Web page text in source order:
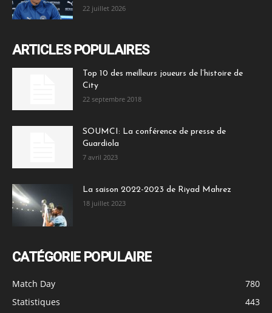
22 juillet 2026
ARTICLES POPULAIRES
Top 10 des meilleurs joueurs de l’histoire de
City
22 septembre 2018
SOUMCI: La conférence de presse de
Guardiola
7 avril 2023
La saison 2022-2023 de Riyad Mahrez
18 juillet 2023
CATÉGORIE POPULAIRE
Match Day
780
Statistiques
443